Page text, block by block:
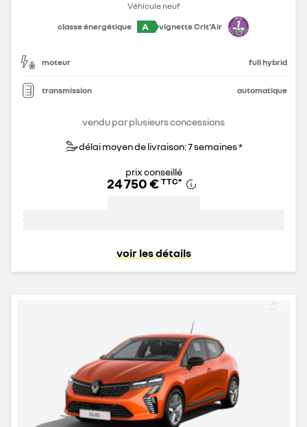
Véhicule neuf
classe énergétique
A vignette Crit'Air
moteur full hybrid
transmission automatique
vendu par plusieurs concessions
délai moyen de livraison: 7 semaines *
prix conseillé
24 750 € TTC*
voir les détails